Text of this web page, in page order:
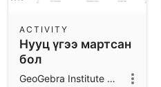
Нууц үгээ мартсан
бол
ACTIVITY
GeoGebra Institute of Mongolia